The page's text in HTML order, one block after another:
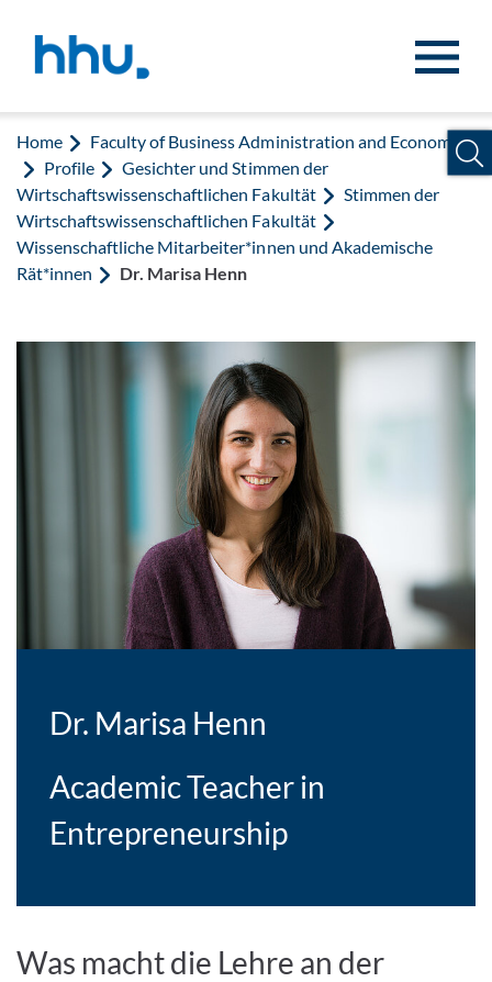
Home
Faculty of Business Administration and Economics
Profile
Gesichter und Stimmen der
Wirtschaftswissenschaftlichen Fakultät
Stimmen der
Wirtschaftswissenschaftlichen Fakultät
Wissenschaftliche Mitarbeiter*innen und Akademische
Rät*innen
Dr. Marisa Henn
Dr. Marisa Henn
Academic Teacher in
Entrepreneurship
Was macht die Lehre an der